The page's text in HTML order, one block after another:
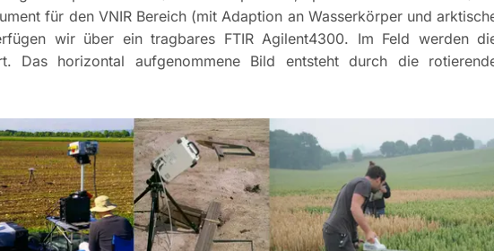
für den VNIR Bereich (mit Adaption an Wasserkörper und
wir über ein tragbares FTIR Agilent4300. Im Feld werden
Das horizontal aufgenommene Bild entsteht durch die